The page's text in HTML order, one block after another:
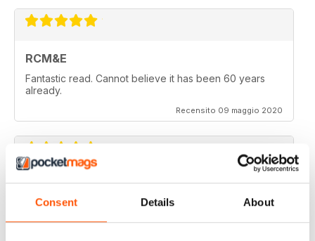
Consent Details About
RCM&E
Fantastic read. Cannot believe it has been 60 years
already.
Recensito 09 maggio 2020
RCM&E
New editor is doing a great job. Top mag